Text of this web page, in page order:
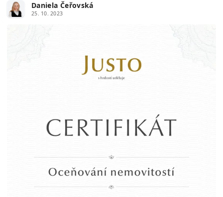
Daniela Čeřovská
25. 10. 2023